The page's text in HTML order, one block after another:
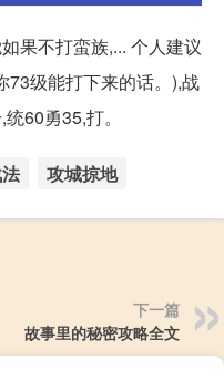
果不打蛮族,... 个人建议
73级能打下来的话。),战
60勇35,打。
攻城掠地
下一篇
故事里的秘密攻略全文